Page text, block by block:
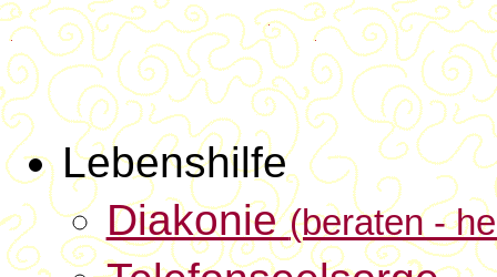
Lebenshilfe
Diakonie(beraten -